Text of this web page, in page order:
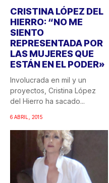
CRISTINA LÓPEZ DEL
HIERRO: “NO ME
SIENTO
REPRESENTADA POR
LAS MUJERES QUE
ESTÁN EN EL PODER»
Involucrada en mil y un
proyectos, Cristina López
del Hierro ha sacado...
6 ABRIL, 2015